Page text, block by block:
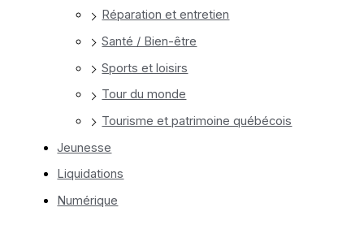
Réparation et entretien
Santé / Bien-être
Sports et loisirs
Tour du monde
Tourisme et patrimoine québécois
Jeunesse
Liquidations
Numérique